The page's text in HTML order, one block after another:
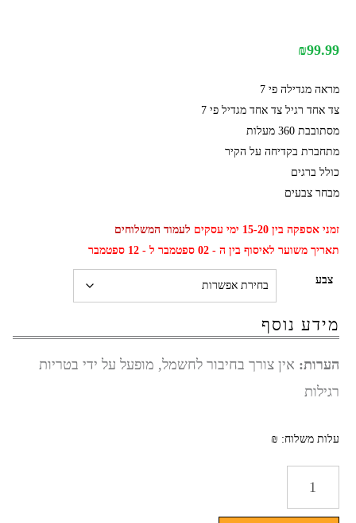
₪99.99
מראה מגדילה פי 7
צד אחד רגיל צד אחד מגדיל פי 7
מסתובבת 360 מעלות
מתחברת בקדיחה על הקיר
כולל ברגים
מבחר צבעים
זמני אספקה בין 15-20 ימי עסקים
לעמוד המשלוחים
תאריך משוער לאיסוף בין ה - 02 ספטמבר ל - 12 ספטמבר
צבע
מידע נוסף
הערות: אין צורך בחיבור לחשמל, מופעל על ידי בטריות
רגילות
עלות משלוח: ₪
מראה